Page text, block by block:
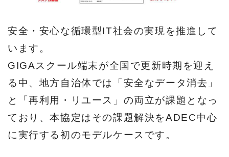
安全・安心な循環型IT社会の実現を推進して
います。
GIGAスクール端末が全国で更新時期を迎え
る中、地方自治体では「安全なデータ消去」
と「再利用・リユース」の両立が課題となっ
ており、本協定はその課題解決をADEC中心
に実行する初のモデルケースです。